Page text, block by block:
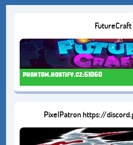
FutureCraft
phantom.hostify.cz:51060
PixelPatron https://